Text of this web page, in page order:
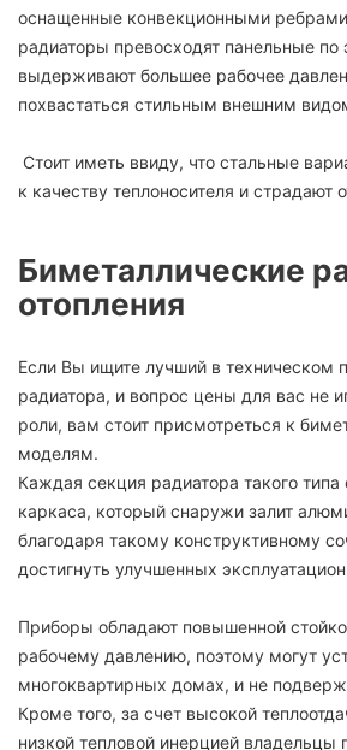
оснащенные конвекционными
радиаторы превосходят панельные по
выдерживают большее рабочее
похвастаться стильным внешним
Стоит иметь ввиду, что стальные
к качеству теплоносителя и страдают
Биметаллические
отопления
Если Вы ищите лучший в техническом
радиатора, и вопрос цены для вас не
роли, вам стоит присмотреться к
моделям.
Каждая секция радиатора такого типа
каркаса, который снаружи залит
благодаря такому конструктивному
достигнуть улучшенных
Приборы обладают повышенной
рабочему давлению, поэтому могут
многоквартирных домах, и не
Кроме того, за счет высокой
низкой тепловой инерцией владельцы